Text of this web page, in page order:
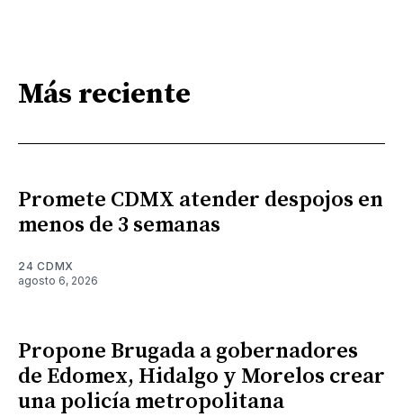
Más reciente
Promete CDMX atender despojos en
menos de 3 semanas
24 CDMX
agosto 6, 2026
Propone Brugada a gobernadores
de Edomex, Hidalgo y Morelos crear
una policía metropolitana